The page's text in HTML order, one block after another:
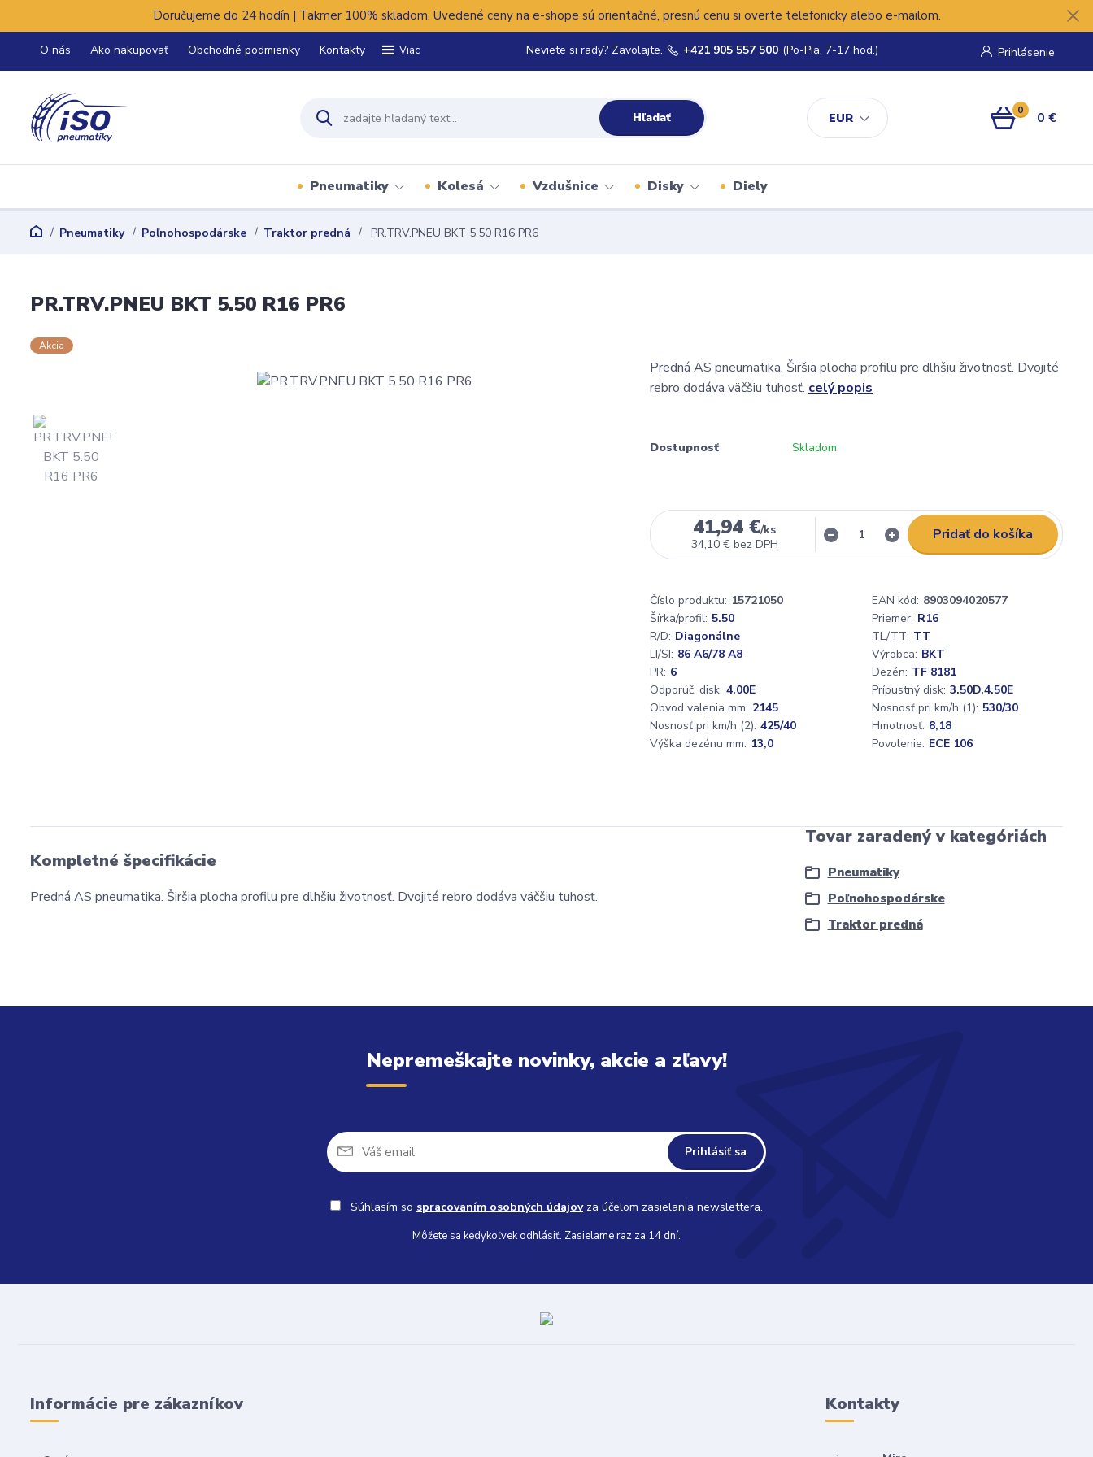
Doručujeme do 24 hodín | Takmer 100% skladom. Uvedené ceny na e-shope sú orientačné, presnú cenu si overte telefonicky alebo e-mailom.
O nás Ako nakupovať Obchodné podmienky Kontakty Viac
EUR
Prihlásenie
Hľadať
Neviete si rady? Zavolajte. +421 905 557 500 (Po-Pia, 7-17 hod.)
0 0 €
Pneumatiky Kolesá Vzdušnice Disky Diely
Pneumatiky Poľnohospodárske Traktor predná PR.TRV.PNEU BKT 5.50 R16 PR6
PR.TRV.PNEU BKT 5.50 R16 PR6
Akcia
Predná AS pneumatika. Širšia plocha profilu pre dlhšiu životnosť. Dvojité
rebro dodáva väčšiu tuhosť. celý popis
Dostupnosť Skladom
41,94 €/ks
34,10 € bez DPH
Pridať do košíka
Číslo produktu: 15721050 EAN kód: 8903094020577
Šírka/profil: 5.50 Priemer: R16
R/D: Diagonálne TL/TT: TT
LI/SI: 86 A6/78 A8 Výrobca: BKT
PR: 6 Dezén: TF 8181
Odporúč. disk: 4.00E Prípustný disk: 3.50D,4.50E
Obvod valenia mm: 2145 Nosnosť pri km/h (1): 530/30
Nosnosť pri km/h (2): 425/40 Hmotnosť: 8,18
Výška dezénu mm: 13,0 Povolenie: ECE 106
Kompletné špecifikácie
Predná AS pneumatika. Širšia plocha profilu pre dlhšiu životnosť. Dvojité rebro dodáva väčšiu tuhosť.
Tovar zaradený v kategóriách
Pneumatiky
Poľnohospodárske
Traktor predná
Nepremeškajte novinky, akcie a zľavy!
Prihlásiť sa
Súhlasím so spracovaním osobných údajovza účelom zasielania newslettera.
Môžete sa kedykoľvek odhlásiť. Zasielame raz za 14 dní.
Informácie pre zákazníkov Kontakty